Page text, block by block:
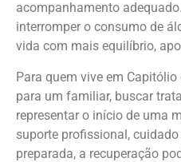
acompanhamento
interromper o consumo de
vida com mais equilíbrio,
Para quem vive em
para um familiar, buscar
representar o início de uma
suporte profissional,
preparada, a recuperação